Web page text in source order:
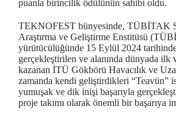
puanla birincilik ödülünün sahibi oldu.
TEKNOFEST bünyesinde, TÜBİTAK
Araştırma ve Geliştirme Enstitüsü
yürütücülüğünde 15 Eylül 2024
gerçekleştirilen ve alanında dünyada ilk
kazanan İTÜ Gökbörü Havacılık ve
zamanda kendi geliştirdikleri “Teavün”
yumuşak ve dik inişi başarıyla
proje takımı olarak önemli bir başarıya